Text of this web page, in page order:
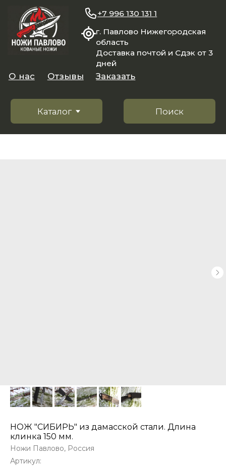
область
Доставка почтой и Сдэк от 3
Поиск
Каталог
Заказать
+7 996 130 131 1
НОЖ "СИБИРЬ" из дамасской стали. Длина
клинка 150 мм.
Ножи Павлово, Россия
Артикул: